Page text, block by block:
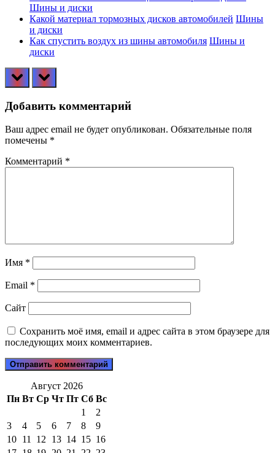
Шины и диски
Какой материал тормозных дисков автомобилей Шины
и диски
Как спустить воздух из шины автомобиля Шины и
диски
prev next
Добавить комментарий
Ваш адрес email не будет опубликован. Обязательные поля
помечены *
Комментарий *
Имя *
Email *
Сайт
Сохранить моё имя, email и адрес сайта в этом браузере для
последующих моих комментариев.
Август 2026
Пн Вт Ср Чт Пт Сб Вс
1
2
3
4 5 6 7 8
9
10 11 12 13 14 15 16